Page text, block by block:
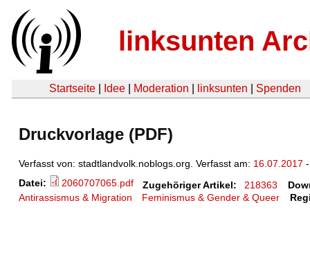
linksunten
Startseite Idee Moderation linksunten Spenden
Druckvorlage (PDF)
Verfasst von: stadtlandvolk.noblogs.org. Verfasst am: 16.07.2017
Datei:
2060707065.pdf Zugehöriger Artikel: 218363
Antirassismus & Migration
Feminismus & Gender & Queer